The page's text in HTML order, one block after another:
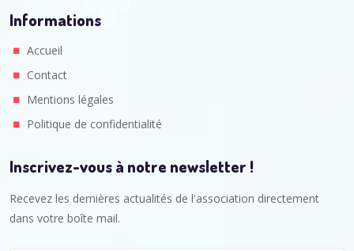
Informations
Accueil
Contact
Mentions légales
Politique de confidentialité
Inscrivez-vous à notre newsletter !
Recevez les dernières actualités de l'association directement
dans votre boîte mail.